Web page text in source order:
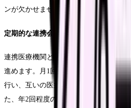
ンが欠かせません。
定期的な連携会議の開催
連携医療機関との定期的な会議を通じ
進めます。月1回の連携協議会では、
行い、互いの医療機能や受入れ基準に
た、年2回程度の大規模な地域連携会